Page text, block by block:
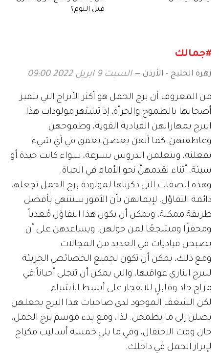
قبل النوم؟
#جمالك
زهرة الخليج - الأردن السبت 9 ابريل 2022 09:00
من المعروف أن برج الحمل هو أكثر الأبراج التي يتميز
أصحابها بالطموح والجرأة، إذ تشتهر مولودات هذا
البرج بمهاراتهن القيادية القوية، وطموحهن
وعاطفتهن، كما أنهن يغصن بعمق في أي شيء
يفعلنه، ويتعلمن الدروس بسرعة، سواء كانت جيدة أو
سيئة، أثناء تقدمهنَّ نحو الأمام في الحياة.
وهذه الصفات التي ذكرناها لمولودة برج الحمل تجعلها
دائمة التفاؤل، لإيمانهن بأن الأمور ستنتهي بأفضل
طريقة ممكنة، ويمكن أن يكون هذا التفاؤل مُعدياً
ومحفزًا ومشجعًا لمن حولهن، ويساعدهن على أن
يصبحن قياديات في العديد من المجالات.
ومع ذلك، يمكن أن تكون لجميع الخصائص الجريئة
للبرج الناري عواقبها، والتي يمكن أن تتجلى أحياناً في
مزاج حاد وقابلٍ للانفجار على أبسط الأشياء.
لكن الشغف الموجود لدى صاحبات هذا البرج يجعلهن
يصلن إلى ما يطمحن. لذا، ومع بدء موسم برج الحمل،
حان وقت الاحتفال، وفي ما يلي خمسة أساليب مكياج
لإبراز الحمل في داخلك.